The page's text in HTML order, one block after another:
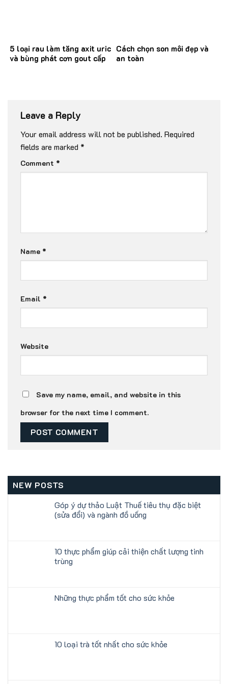
5 loại rau làm tăng axit uric
và bùng phát cơn gout cấp
Cách chọn son môi đẹp và
an toàn
Leave a Reply
Your email address will not be published. Required
fields are marked *
Comment *
Name *
Email *
Website
Save my name, email, and website in this
browser for the next time I comment.
NEW POSTS
Góp ý dự thảo Luật Thuế tiêu thụ đặc biệt
(sửa đổi) và ngành đồ uống
10 thực phẩm giúp cải thiện chất lượng tinh
trùng
Những thực phẩm tốt cho sức khỏe
10 loại trà tốt nhất cho sức khỏe